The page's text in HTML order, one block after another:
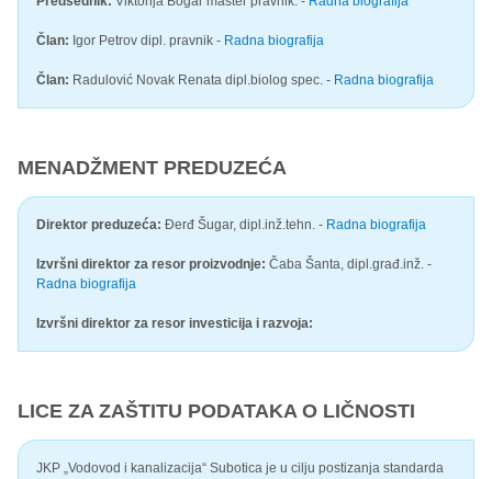
Član: Igor Petrov dipl. pravnik - Radna biografija
Član: Radulović Novak Renata dipl.biolog spec. - Radna biografija
MENADŽMENT PREDUZEĆA
Direktor preduzeća: Đerđ Šugar, dipl.inž.tehn. - Radna biografija
Izvršni direktor za resor proizvodnje: Čaba Šanta, dipl.građ.inž. -
Radna biografija
Izvršni direktor za resor investicija i razvoja:
LICE ZA ZAŠTITU PODATAKA O LIČNOSTI
JKP „Vodovod i kanalizacija“ Subotica je u cilju postizanja standarda